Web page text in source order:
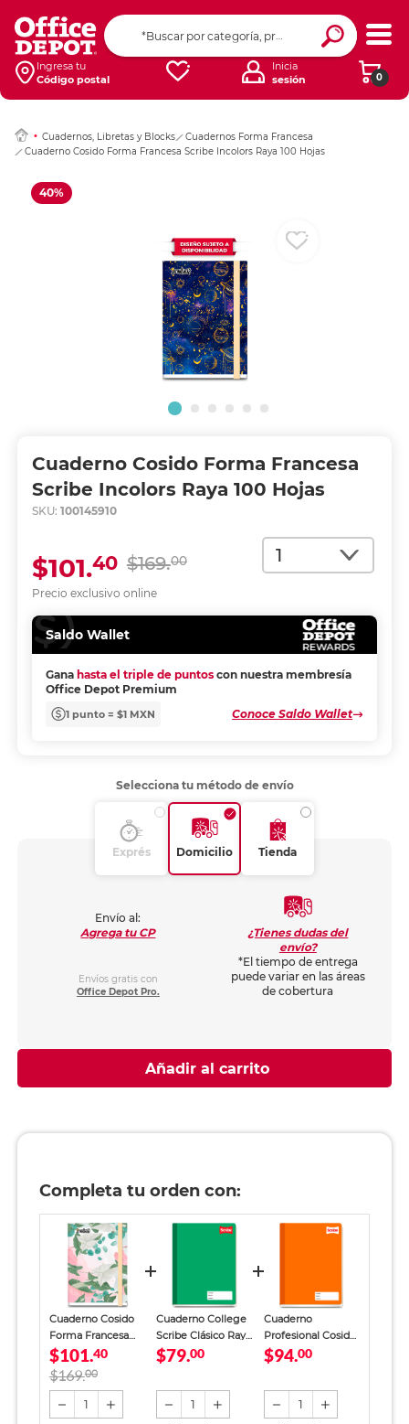
Ingresa tu
Código postal
0
Inicia
sesión
Cuadernos, Libretas y Blocks
Cuadernos Forma Francesa
Cuaderno Cosido Forma Francesa Scribe Incolors Raya 100 Hojas
40%
Cuaderno Cosido Forma Francesa
Scribe Incolors Raya 100 Hojas
SKU: 100145910
Cantidad
Precio exclusivo online
$169.00
$101.40
Saldo Wallet
Gana hasta el triple de puntos con nuestra membresía
Office Depot Premium
1 punto = $1 MXN Conoce Saldo Wallet
Ingresar Codigo
Selecciona tu método de envío
Exprés Domicilio Tienda
Envío al:
Agrega tu CP
Envíos gratis con
Office Depot Pro.
¿Tienes dudas del
envío?
*El tiempo de entrega
puede variar en las áreas
de cobertura
Añadir al carrito
Completa tu orden con:
Cuaderno Cosido
Forma Francesa
Scribe Incolors
Raya 100 Hojas
$101.40
$169.00
1
Cuaderno College
Scribe Clásico Raya
100 hojas
$79.00
1
Cuaderno
Profesional Cosido
Scribe Clásico
$94.00
1